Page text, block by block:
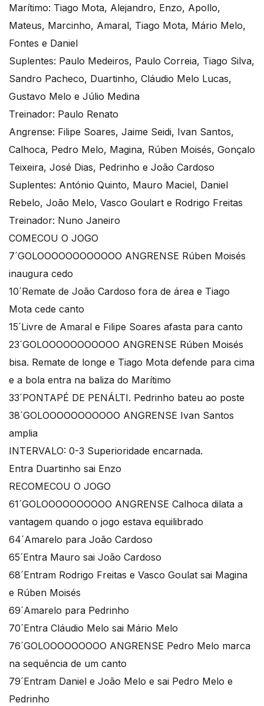
Marítimo: Tiago Mota, Alejandro, Enzo, Apollo,
Mateus, Marcinho, Amaral, Tiago Mota, Mário Melo,
Fontes e Daniel
Suplentes: Paulo Medeiros, Paulo Correia, Tiago Silva,
Sandro Pacheco, Duartinho, Cláudio Melo Lucas,
Gustavo Melo e Júlio Medina
Treinador: Paulo Renato
Angrense: Filipe Soares, Jaime Seidi, Ivan Santos,
Calhoca, Pedro Melo, Magina, Rúben Moisés, Gonçalo
Teixeira, José Dias, Pedrinho e João Cardoso
Suplentes: António Quinto, Mauro Maciel, Daniel
Rebelo, João Melo, Vasco Goulart e Rodrigo Freitas
Treinador: Nuno Janeiro
COMECOU O JOGO
7´GOLOOOOOOOOOOOO ANGRENSE Rúben Moisés
inaugura cedo
10´Remate de João Cardoso fora de área e Tiago
Mota cede canto
15´Livre de Amaral e Filipe Soares afasta para canto
23´GOLOOOOOOOOOOO ANGRENSE Rúben Moisés
bisa. Remate de longe e Tiago Mota defende para cima
e a bola entra na baliza do Marítimo
33´PONTAPÉ DE PENÁLTI. Pedrinho bateu ao poste
38´GOLOOOOOOOOOOO ANGRENSE Ivan Santos
amplia
INTERVALO: 0-3 Superioridade encarnada.
Entra Duartinho sai Enzo
RECOMECOU O JOGO
61´GOLOOOOOOOOOO ANGRENSE Calhoca dilata a
vantagem quando o jogo estava equilibrado
64´Amarelo para João Cardoso
65´Entra Mauro sai João Cardoso
68´Entram Rodrigo Freitas e Vasco Goulat sai Magina
e Rúben Moisés
69´Amarelo para Pedrinho
70´Entra Cláudio Melo sai Mário Melo
76´GOLOOOOOOOOO ANGRENSE Pedro Melo marca
na sequência de um canto
79´Entram Daniel e João Melo e sai Pedro Melo e
Pedrinho